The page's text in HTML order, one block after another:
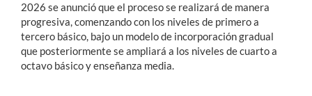
English
2026 se anunció que el proceso se realizará de manera
progresiva, comenzando con los niveles de primero a
tercero básico, bajo un modelo de incorporación gradual
que posteriormente se ampliará a los niveles de cuarto a
octavo básico y enseñanza media.